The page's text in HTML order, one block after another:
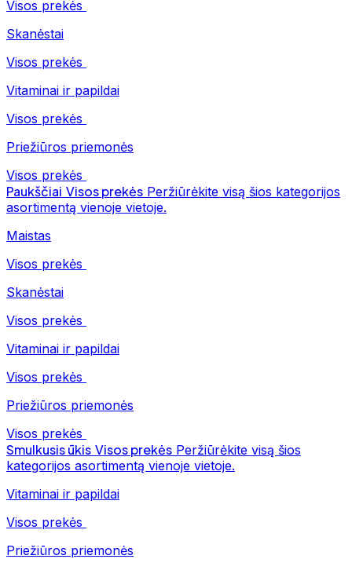
Visos prekės
Skanėstai
Visos prekės
Vitaminai ir papildai
Visos prekės
Priežiūros priemonės
Visos prekės
Paukščiai Visos prekės Peržiūrėkite visą šios kategorijos
asortimentą vienoje vietoje.
Maistas
Visos prekės
Skanėstai
Visos prekės
Vitaminai ir papildai
Visos prekės
Priežiūros priemonės
Visos prekės
Smulkusis ūkis Visos prekės Peržiūrėkite visą šios
kategorijos asortimentą vienoje vietoje.
Vitaminai ir papildai
Visos prekės
Priežiūros priemonės